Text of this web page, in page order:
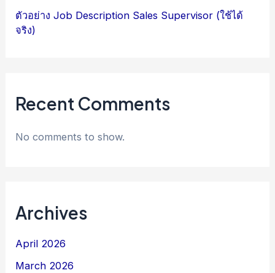
ตัวอย่าง Job Description Sales Supervisor (ใช้ได้
จริง)
Recent Comments
No comments to show.
Archives
April 2026
March 2026